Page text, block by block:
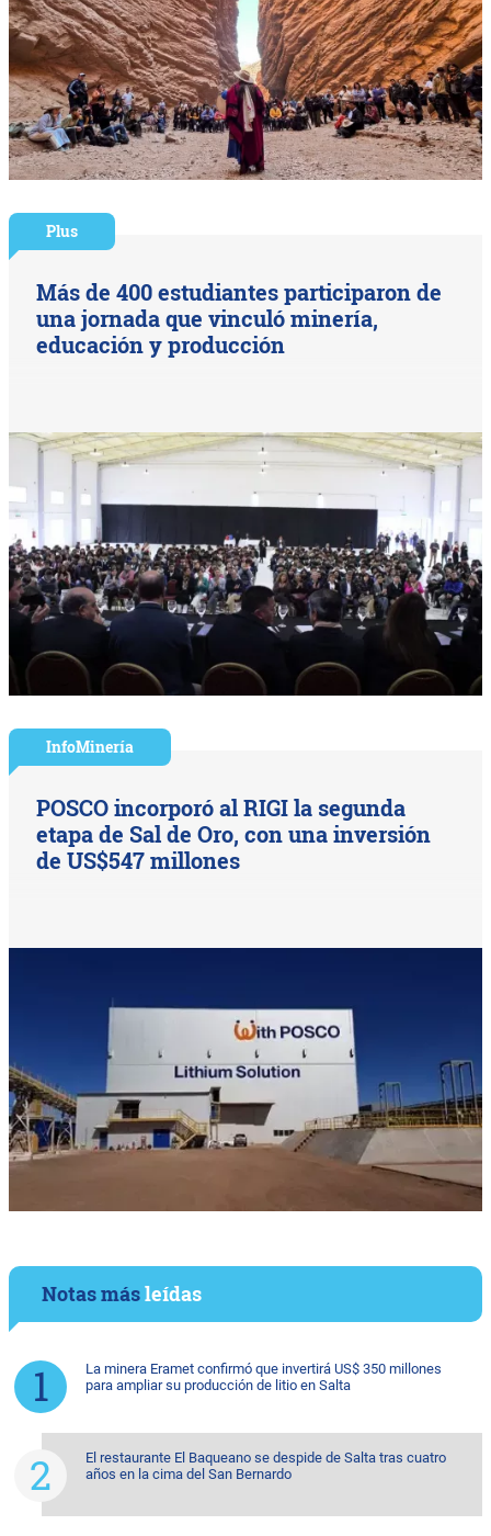
Plus
Más de 400 estudiantes participaron de
una jornada que vinculó minería,
educación y producción
InfoMinería
POSCO incorporó al RIGI la segunda
etapa de Sal de Oro, con una inversión
de US$547 millones
Notas másleídas
La minera Eramet confirmó que invertirá US$ 350 millones
para ampliar su producción de litio en Salta
El restaurante El Baqueano se despide de Salta tras cuatro
años en la cima del San Bernardo